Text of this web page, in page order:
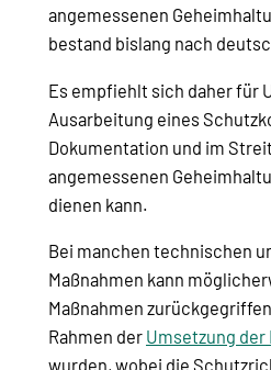
angemessenen
bestand bislang nach
Es empfiehlt sich daher für
Ausarbeitung eines
Dokumentation und im
angemessenen
dienen kann.
Bei manchen technischen
Maßnahmen kann
Maßnahmen
Rahmen der Umsetzung der
wurden, wobei die